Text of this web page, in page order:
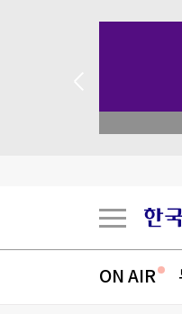
ON AIR
키움
휴젤
용